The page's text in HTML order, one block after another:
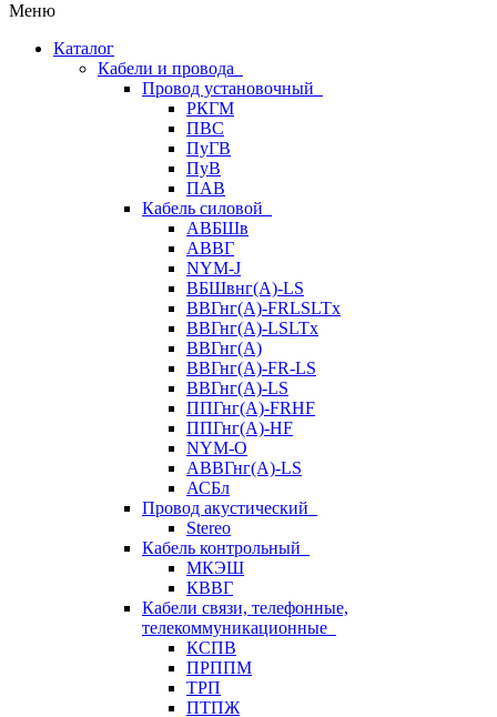
Меню
Каталог
Кабели и провода
Провод установочный
РКГМ
ПВС
ПуГВ
ПуВ
ПАВ
Кабель силовой
АВБШв
АВВГ
NYM-J
ВБШвнг(А)-LS
ВВГнг(A)-FRLSLTx
ВВГнг(A)-LSLTx
ВВГнг(А)
ВВГнг(А)-FR-LS
ВВГнг(А)-LS
ППГнг(А)-FRHF
ППГнг(А)-HF
NYM-O
АВВГнг(А)-LS
АСБл
Провод акустический
Stereo
Кабель контрольный
МКЭШ
КВВГ
Кабели связи, телефонные,
телекоммуникационные
КСПВ
ПРППМ
ТРП
ПТПЖ